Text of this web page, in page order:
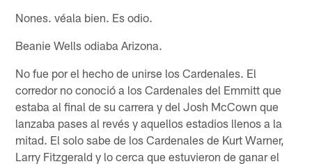
Nones. véala bien. Es odio.
Beanie Wells odiaba Arizona.
No fue por el hecho de unirse los Cardenales. El
corredor no conoció a los Cardenales del Emmitt que
estaba al final de su carrera y del Josh McCown que
lanzaba pases al revés y aquellos estadios llenos a la
mitad. El solo sabe de los Cardenales de Kurt Warner,
Larry Fitzgerald y lo cerca que estuvieron de ganar el